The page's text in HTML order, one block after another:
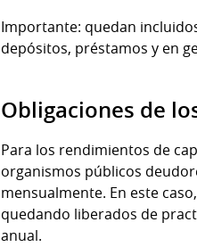
Importante: quedan
depósitos, préstamos y en
Obligaciones de
Para los rendimientos de
organismos públicos
mensualmente. En este
quedando liberados de
anual.